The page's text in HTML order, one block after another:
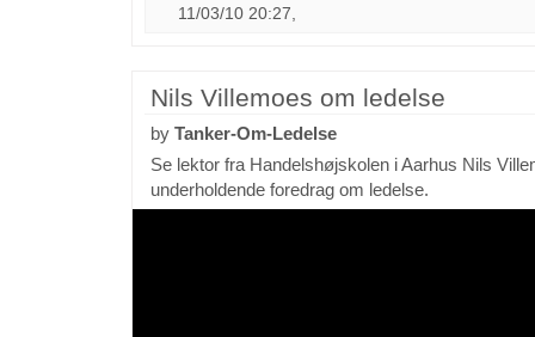
11/03/10 20:27,
Nils Villemoes om ledelse
by Tanker-Om-Ledelse
Se lektor fra Handelshøjskolen i Aarhus Nils
underholdende foredrag om ledelse.